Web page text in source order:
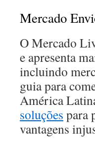
Mercado
O Mercado
e apresenta
incluindo
guia para
América
soluções para
vantagens